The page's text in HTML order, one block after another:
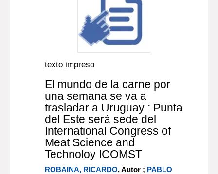
texto impreso
El mundo de la carne por
una semana se va a
trasladar a Uruguay : Punta
del Este será sede del
International Congress of
Meat Science and
Technoloy ICOMST
ROBAINA, RICARDO, Autor ; PABLO